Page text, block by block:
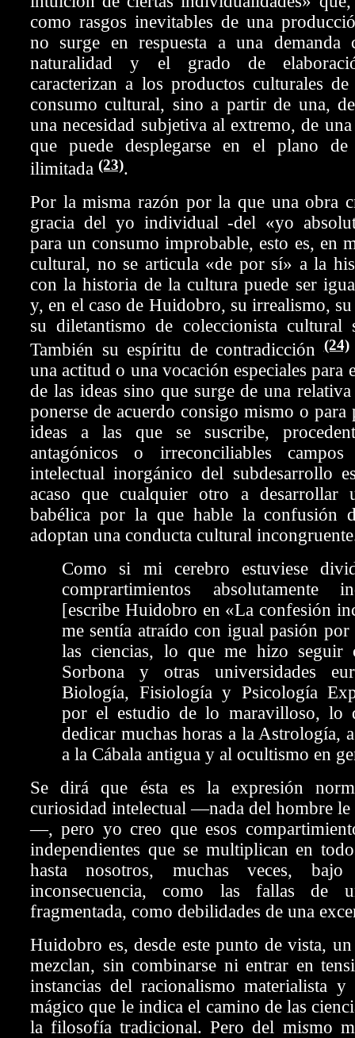
como rasgos inevitables de una
no surge en respuesta a una demanda
naturalidad y el grado de
caracterizan a los productos culturales
consumo cultural, sino a partir de una,
una necesidad subjetiva al extremo, de
que puede desplegarse en el plano de
ilimitada (23).
Por la misma razón por la que una obra
gracia del yo individual -del «yo
para un consumo improbable, esto es, en
cultural, no se articula «de por sí» a la
con la historia de la cultura puede ser
y, en el caso de Huidobro, su irrealismo,
su diletantismo de coleccionista cultural
También su espíritu de contradicción(24)
una actitud o una vocación especiales para
de las ideas sino que surge de una
ponerse de acuerdo consigo mismo o para
ideas a las que se suscribe,
antagónicos o irreconciliables
intelectual inorgánico del subdesarrollo
acaso que cualquier otro a desarrollar
babélica por la que hable la confusión
adoptan una conducta cultural
Como si mi cerebro estuviese
comprartimientos absolutamente
[escribe Huidobro en «La confesión
me sentía atraído con igual pasión por
las ciencias, lo que me hizo seguir
Sorbona y otras universidades
Biología, Fisiología y Psicología
por el estudio de lo maravilloso, lo
dedicar muchas horas a la Astrología,
a la Cábala antigua y al ocultismo en
Se dirá que ésta es la expresión
curiosidad intelectual —nada del hombre le
—, pero yo creo que esos
independientes que se multiplican en
hasta nosotros, muchas veces,
inconsecuencia, como las fallas de
fragmentada, como debilidades de una
Huidobro es, desde este punto de vista,
mezclan, sin combinarse ni entrar en
instancias del racionalismo materialista
mágico que le indica el camino de las
la filosofía tradicional. Pero del mismo